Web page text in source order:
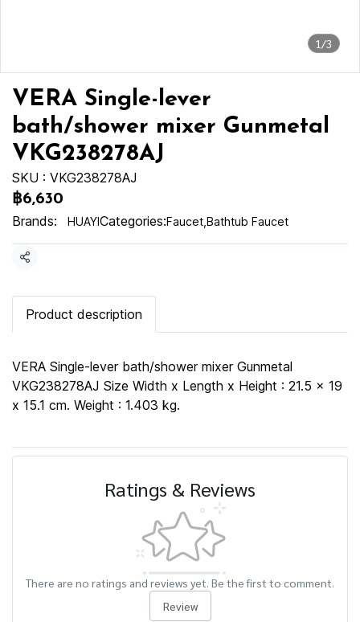
1/3
VERA Single-lever
bath/shower mixer Gunmetal
VKG238278AJ
SKU : VKG238278AJ
฿6,630
Brands:
HUAYICategories:Faucet Bathtub Faucet
Share
Product description
VERA Single-lever bath/shower mixer Gunmetal
VKG238278AJ Size Width x Length x Height : 21.5 x 19
x 15.1 cm. Weight : 1.403 kg.
Ratings & Reviews
There are no ratings and reviews yet. Be the first to comment.
Review